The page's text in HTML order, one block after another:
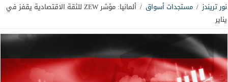
نور تريندز / مستجدات أسواق /
ألمانيا: مؤشر ZEW للثقة الاقتصادية يقفز في
يناير